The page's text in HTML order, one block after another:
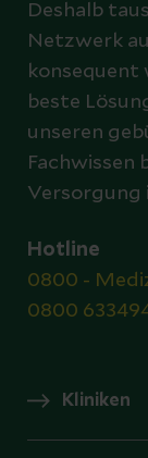
Deshalb
Netzwerk
konsequent
beste
unseren
Fachwissen
Versorgung
Hotline
0800 -
0800
Kliniken